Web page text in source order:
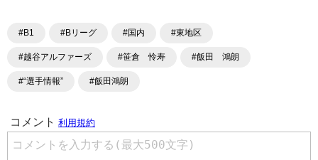
#B1 #Bリーグ #国内 #東地区
#越谷アルファーズ #笹倉 怜寿 #飯田 鴻朗
#“選手情報” #飯田鴻朗